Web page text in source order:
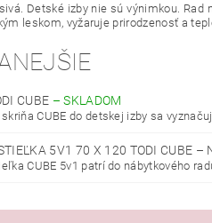
Detské izby nie sú výnimkou.
leskom, vyžaruje prirodzenosť a
CUBE –SKLADOM
CUBE do detskej izby sa
5V1 70 X 120 TODI CUBE –
CUBE 5v1 patrí do nábytkového